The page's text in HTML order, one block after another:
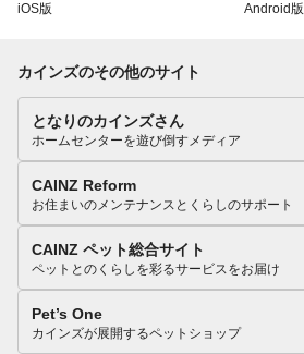
iOS版 Android版
カインズのその他のサイト
となりのカインズさん
ホームセンターを遊び倒すメディア
CAINZ Reform
お住まいのメンテナンスとくらしのサポート
CAINZ ペット総合サイト
ペットとのくらしを彩るサービスをお届け
Pet’s One
カインズが展開するペットショップ